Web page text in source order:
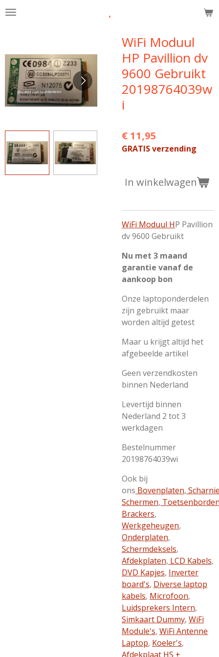
Ga
hoofdinhoud
.
WiFi Moduul
HP Pavillion dv
9600 Gebruikt
20198764039w
i
€ 11,95
GRATIS verzending
In winkelwagen
WiFi Moduul HP Pavillion
dv 9600 Gebruikt
Nu met 3 maand
garantie vanaf de
aankoop bon
Onze laptoponderdelen
zijn gebruikt maar
worden altijd getest
Maar u krijgt altijd het
afgebeelde artikel
Geen verzendkosten
binnen Nederland
Levertijd binnen
Nederland 2 tot 3
werkdagen
Bestelnummer
20198764039wi
Ook bij
ons Bovenplaten,
Schermen,
Brackers,
Werkgeheugen,
Onderplaten,
Schermdeksels,
Afdekplaten, LCD Kabels,
DVD Kapjes, Inverter
board's, Diverse laptop
kabels, Microfoon,
Luidsprekers Intern,
Simkaart Dummy, WiFi
Module's, WiFi Antenne
Laptop, Koeler's,
Afdekplaat HS +